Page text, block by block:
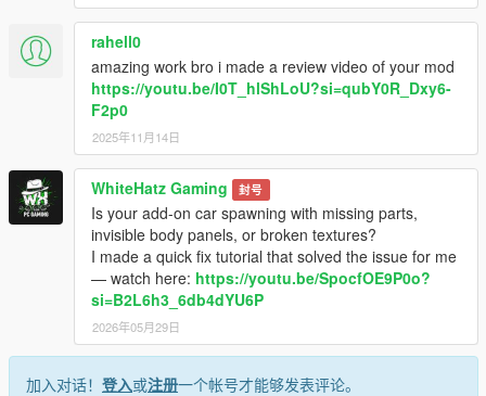
rahell0
amazing work bro i made a review video of your mod
https://youtu.be/I0T_hlShLoU?si=qubY0R_Dxy6-
F2p0
2025年11月14日
WhiteHatz Gaming 封号
Is your add-on car spawning with missing parts,
invisible body panels, or broken textures?
I made a quick fix tutorial that solved the issue for me
— watch here: https://youtu.be/SpocfOE9P0o?
si=B2L6h3_6db4dYU6P
2026年05月29日
加入对话！ 登入或注册一个帐号才能够发表评论。